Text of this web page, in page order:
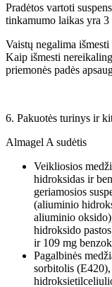
Pradėtos vartoti
tinkamumo laikas yra 3
Vaistų negalima
Kaip išmesti
priemonės padės
6. Pakuotės turinys ir
Almagel A sudėtis
Veikliosios
hidroksidas ir
geriamosios
(aliuminio
aliuminio
hidroksido
ir 109 mg
Pagalbinės
sorbitolis